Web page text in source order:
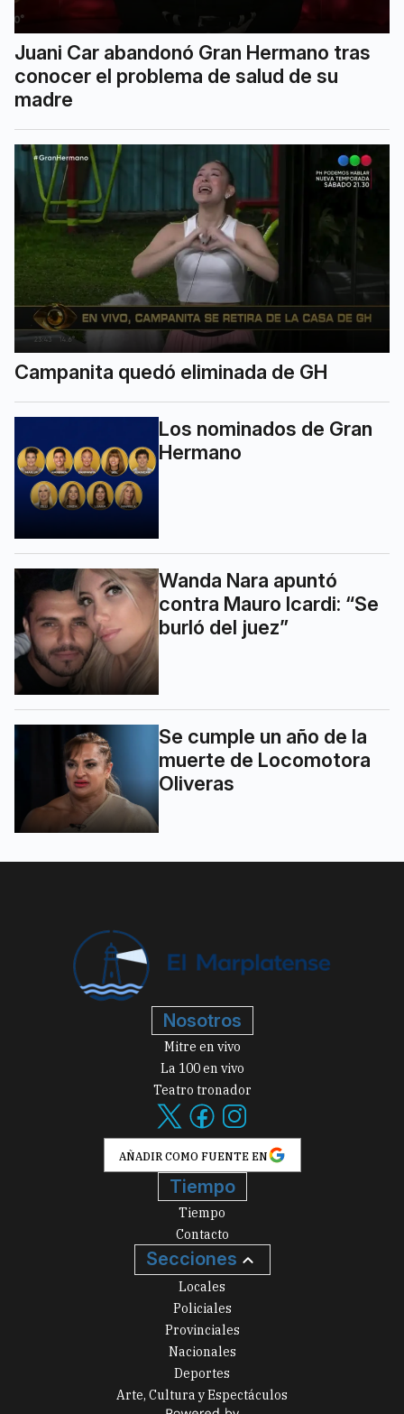
Juani Car abandonó Gran Hermano tras
conocer el problema de salud de su
madre
Campanita quedó eliminada de GH
Los nominados de Gran
Hermano
Wanda Nara apuntó
contra Mauro Icardi: “Se
burló del juez”
Se cumple un año de la
muerte de Locomotora
Oliveras
Nosotros
Mitre en vivo
La 100 en vivo
Teatro tronador
AÑADIR COMO FUENTE EN
Tiempo
Tiempo
Contacto
Secciones
Locales
Policiales
Provinciales
Nacionales
Deportes
Arte, Cultura y Espectáculos